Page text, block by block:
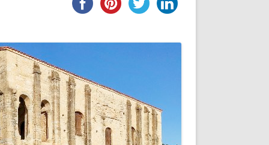
IRPF
PREMIO NYR
NUEVA ETAPA
POLÍTICA DE PRIVACIDAD
AVISO LEGAL
REPORTAR INCIDENCIA
LOGOTIPO
ENTREVISTAS
SONRISA